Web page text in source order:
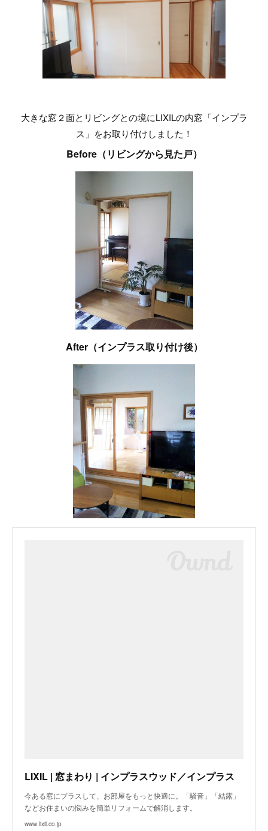
大きな窓２面とリビングとの境にLIXILの内窓「インプラ
ス」をお取り付けしました！
Before（リビングから見た戸）
After（インプラス取り付け後）
LIXIL | 窓まわり | インプラスウッド／インプラス
今ある窓にプラスして、お部屋をもっと快適に。「騒音」「結露」
などお住まいの悩みを簡単リフォームで解消します。
www.lixil.co.jp